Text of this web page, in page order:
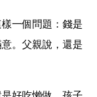
一個問題：錢是
。父親說，還是